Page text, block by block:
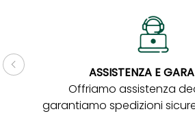
ASSISTENZA E
Offriamo assistenza
garantiamo spedizioni